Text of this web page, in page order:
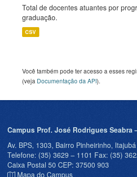
Total de docentes atuantes por
graduação.
CSV
Você também pode ter acesso a esses
(veja Documentação da API).
Campus Prof. José Rodrigues Seabra
Av. BPS, 1303, Bairro Pinheirinho,
Telefone: (35) 3629 – 1101 Fax: (35)
Caixa Postal 50 CEP: 37500 903
Mapa do Campus